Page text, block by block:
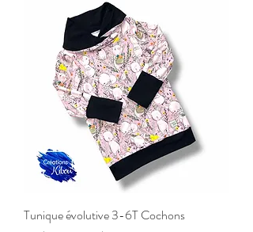
Tunique évolutive 3-6T Cochons